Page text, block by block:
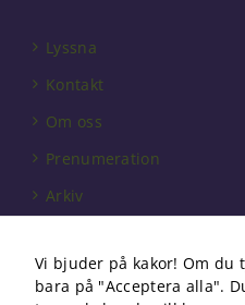
Lyssna
Kontakt
Om oss
Prenumeration
Arkiv
Förbundet
Vi bjuder på kakor! Om du
bara på "Acceptera alla".